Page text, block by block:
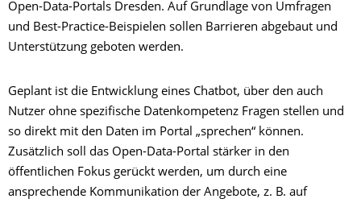
Open-Data-Portals Dresden. Auf Grundlage von Umfragen
und Best-Practice-Beispielen sollen Barrieren abgebaut und
Unterstützung geboten werden.
Geplant ist die Entwicklung eines Chatbot, über den auch
Nutzer ohne spezifische Datenkompetenz Fragen stellen und
so direkt mit den Daten im Portal „sprechen“ können.
Zusätzlich soll das Open-Data-Portal stärker in den
öffentlichen Fokus gerückt werden, um durch eine
ansprechende Kommunikation der Angebote, z. B. auf